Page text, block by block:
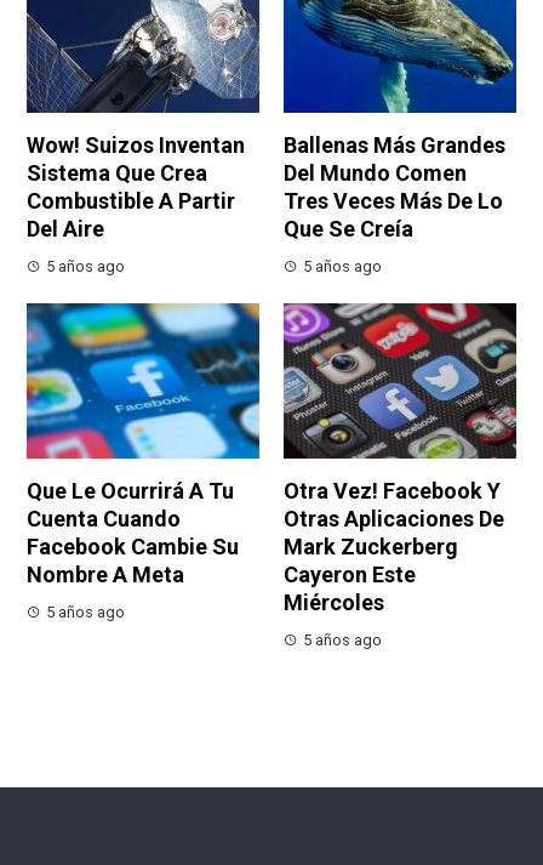
Wow! Suizos Inventan
Sistema Que Crea
Combustible A Partir
Del Aire
5 años ago
Ballenas Más Grandes
Del Mundo Comen
Tres Veces Más De Lo
Que Se Creía
5 años ago
Que Le Ocurrirá A Tu
Cuenta Cuando
Facebook Cambie Su
Nombre A Meta
5 años ago
Otra Vez! Facebook Y
Otras Aplicaciones De
Mark Zuckerberg
Cayeron Este
Miércoles
5 años ago